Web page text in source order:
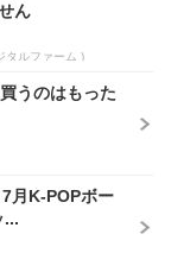
ん
タルファーム )
うのはもった
月K-POPボー
...